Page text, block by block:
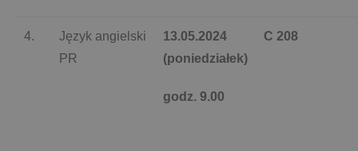
4.
Język angielski
PR
13.05.2024
(poniedziałek)
godz. 9.00
C 208